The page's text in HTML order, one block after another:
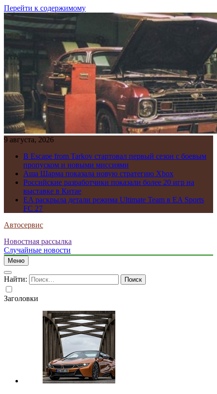
Перейти к содержимому
9 августа, 2026
В Escape from Tarkov стартовал первый сезон с боевым
пропуском и новыми миссиями
Аша Шарма показала новую стратегию Xbox
Российские разработчики показали более 20 игр на
выставке в Китае
EA раскрыла детали режима Ultimate Team в EA Sports
FC 27
Автосервис
Новостная рассылка
Случайные новости
Меню
Найти:
Заголовки